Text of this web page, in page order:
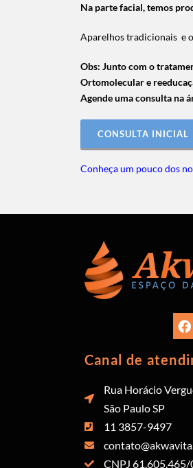
Na parte facial, temos
Aparelhos tradicionais e
Obs: Junto com o
Ortomolecular e
Agende uma consulta na
CONSULTA INICIAL
Conheça um pouco dos
Canal de
Rua Horácio
São Paulo SP
11 3857-9497
CNPJ